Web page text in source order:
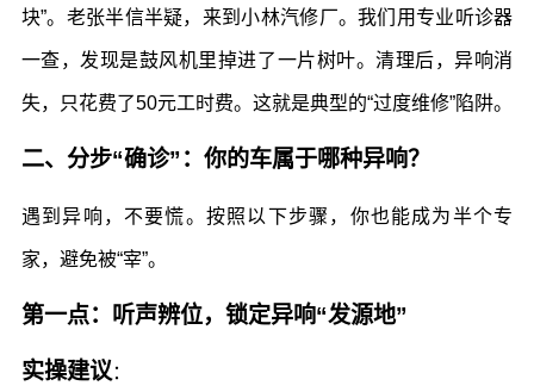
块”。老张半信半疑，来到小林汽修厂。我们用专业听诊器
一查，发现是鼓风机里掉进了一片树叶。清理后，异响消
失，只花费了50元工时费。这就是典型的“过度维修”陷阱。
二、分步“确诊”：你的车属于哪种异响？
遇到异响，不要慌。按照以下步骤，你也能成为半个专
家，避免被“宰”。
第一点：听声辨位，锁定异响“发源地”
实操建议 ：